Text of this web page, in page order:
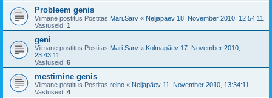
Probleem genis
Viimane postitus Postitas Mari.Sarv « Neljapäev 18. November 2010, 12:54:11
Vastuseid: 1
geni
Viimane postitus Postitas Mari.Sarv « Kolmapäev 17. November 2010,
23:43:11
Vastuseid: 6
mestimine genis
Viimane postitus Postitas reino « Neljapäev 11. November 2010, 13:34:11
Vastuseid: 4